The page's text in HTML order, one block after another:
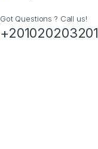
Got Questions ? Call us!
+201020203201